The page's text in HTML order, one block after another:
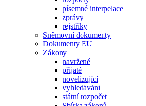
písemné interpelace
zprávy
rejstříky
Sněmovní dokumenty
Dokumenty EU
Zákony
navržené
přijaté
novelizující
vyhledávání
státní rozpočet